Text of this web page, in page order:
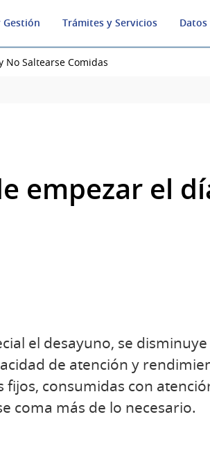
Gestión Trámites y Servicios
No Saltearse Comidas
empezar el
el desayuno, se
de atención y
consumidas con
coma más de lo necesario.